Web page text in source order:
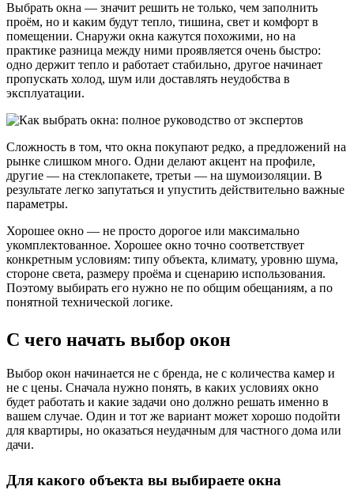
Выбрать окна — значит решить не только, чем заполнить
проём, но и каким будут тепло, тишина, свет и комфорт в
помещении. Снаружи окна кажутся похожими, но на
практике разница между ними проявляется очень быстро:
одно держит тепло и работает стабильно, другое начинает
пропускать холод, шум или доставлять неудобства в
эксплуатации.
Сложность в том, что окна покупают редко, а предложений на
рынке слишком много. Одни делают акцент на профиле,
другие — на стеклопакете, третьи — на шумоизоляции. В
результате легко запутаться и упустить действительно важные
параметры.
Хорошее окно — не просто дорогое или максимально
укомплектованное. Хорошее окно точно соответствует
конкретным условиям: типу объекта, климату, уровню шума,
стороне света, размеру проёма и сценарию использования.
Поэтому выбирать его нужно не по общим обещаниям, а по
понятной технической логике.
С чего начать выбор окон
Выбор окон начинается не с бренда, не с количества камер и
не с цены. Сначала нужно понять, в каких условиях окно
будет работать и какие задачи оно должно решать именно в
вашем случае. Один и тот же вариант может хорошо подойти
для квартиры, но оказаться неудачным для частного дома или
дачи.
Для какого объекта вы выбираете окна